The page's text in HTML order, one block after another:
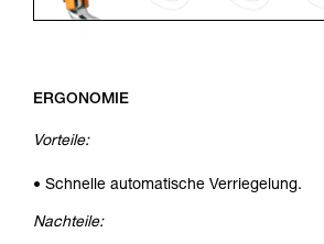
ERGONOMIE
Vorteile:
• Schnelle automatische Verriegelung.
Nachteile: